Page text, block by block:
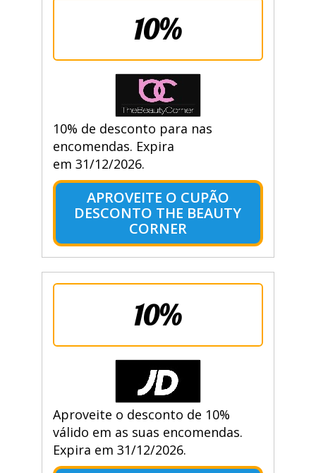
10%
10% de desconto para nas
encomendas. Expira
em 31/12/2026.
APROVEITE O CUPÃO
DESCONTO THE BEAUTY
CORNER
10%
Aproveite o desconto de 10%
válido em as suas encomendas.
Expira em 31/12/2026.